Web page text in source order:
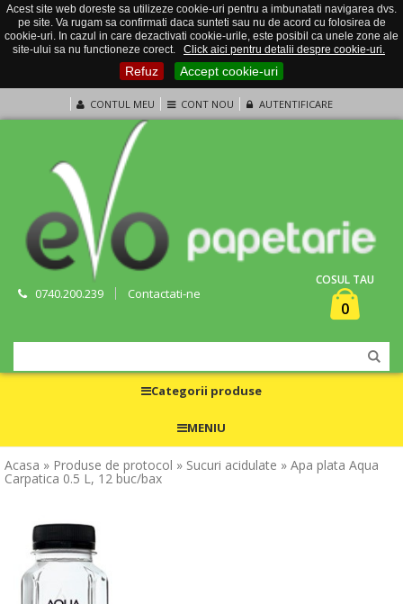
Acest site web doreste sa utilizeze cookie-uri pentru a imbunatati navigarea dvs.
pe site. Va rugam sa confirmati daca sunteti sau nu de acord cu folosirea de
cookie-uri. In cazul in care dezactivati cookie-urile, este posibil ca unele zone ale
site-ului sa nu functioneze corect.
Click aici pentru detalii despre cookie-uri.
Refuz Accept cookie-uri
CONTUL MEU CONT NOU AUTENTIFICARE
0740.200.239 Contactati-ne
COSUL TAU
0
Categorii produse
MENIU
Acasa » Produse de protocol » Sucuri acidulate » Apa plata Aqua
Carpatica 0.5 L, 12 buc/bax